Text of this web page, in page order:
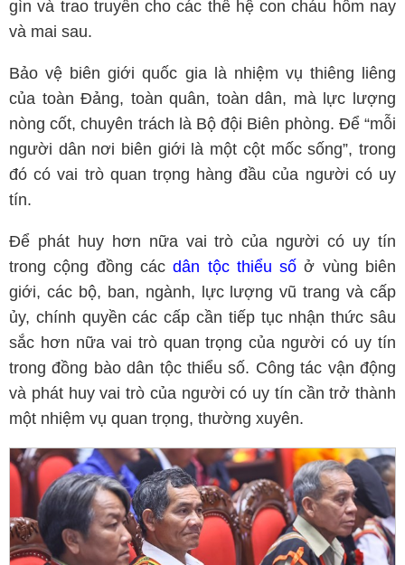
gìn và trao truyền cho các thế hệ con cháu hôm nay
và mai sau.
Bảo vệ biên giới quốc gia là nhiệm vụ thiêng liêng
của toàn Đảng, toàn quân, toàn dân, mà lực lượng
nòng cốt, chuyên trách là Bộ đội Biên phòng. Để “mỗi
người dân nơi biên giới là một cột mốc sống”, trong
đó có vai trò quan trọng hàng đầu của người có uy
tín.
Để phát huy hơn nữa vai trò của người có uy tín
trong cộng đồng cácdân tộc thiểu số ở vùng biên
giới, các bộ, ban, ngành, lực lượng vũ trang và cấp
ủy, chính quyền các cấp cần tiếp tục nhận thức sâu
sắc hơn nữa vai trò quan trọng của người có uy tín
trong đồng bào dân tộc thiểu số. Công tác vận động
và phát huy vai trò của người có uy tín cần trở thành
một nhiệm vụ quan trọng, thường xuyên.